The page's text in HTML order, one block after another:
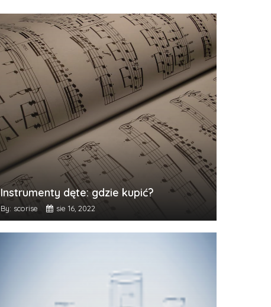
Instrumenty dęte: gdzie kupić?
By: scorise sie 16, 2022